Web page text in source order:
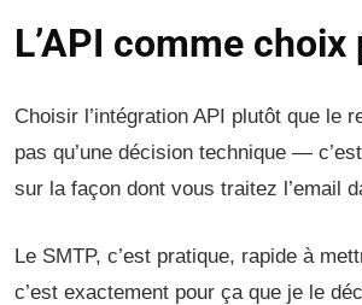
L’API comme
Choisir l’intégration API plutôt que le
pas qu’une décision technique —
sur la façon dont vous traitez l’email
Le SMTP, c’est pratique, rapide à
c’est exactement pour ça que je le